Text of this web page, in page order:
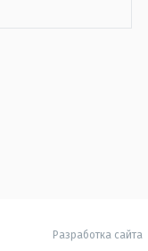
Разработка сайта